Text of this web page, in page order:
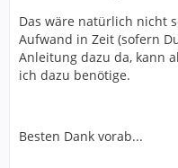
Das wäre natürlich nicht
Aufwand in Zeit (sofern
Anleitung dazu da, kann
ich dazu benötige.
Besten Dank vorab...